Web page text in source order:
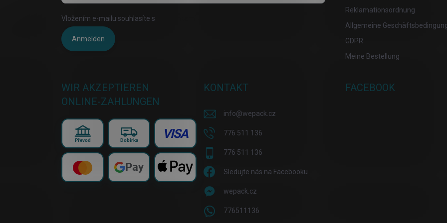
Vložením e-mailu souhlasíte s
Anmelden
Reklamationsordnung
Allgemeine
GDPR
Meine Bestellung
WIR AKZEPTIEREN
ONLINE-ZAHLUNGEN
Převod Dobírka VISA
Pay
KONTAKT
info@wepack.cz
776 511 136
776 511 136
Sledujte nás na Facebooku
wepack.cz
776511136
FACEBOOK